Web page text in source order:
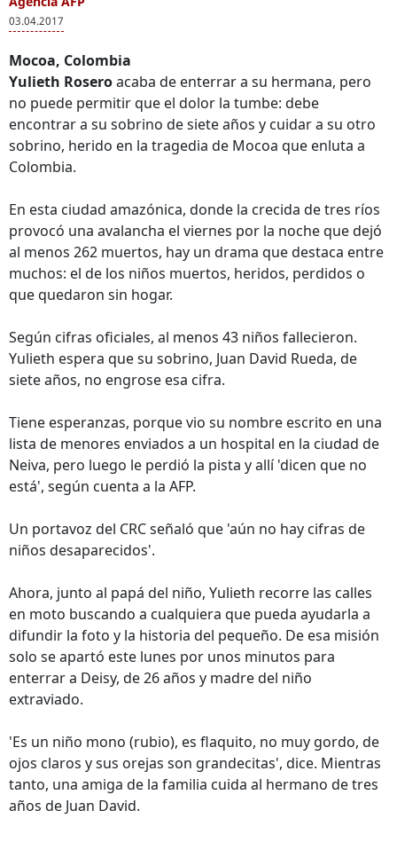
03.04.2017
Mocoa, Colombia
Yulieth Roseroacaba de enterrar a su hermana, pero
no puede permitir que el dolor la tumbe: debe
encontrar a su sobrino de siete años y cuidar a su otro
sobrino, herido en la tragedia de Mocoa que enluta a
Colombia.
En esta ciudad amazónica, donde la crecida de tres ríos
provocó una avalancha el viernes por la noche que dejó
al menos 262 muertos, hay un drama que destaca entre
muchos: el de los niños muertos, heridos, perdidos o
que quedaron sin hogar.
Según cifras oficiales, al menos 43 niños fallecieron.
Yulieth espera que su sobrino, Juan David Rueda, de
siete años, no engrose esa cifra.
Tiene esperanzas, porque vio su nombre escrito en una
lista de menores enviados a un hospital en la ciudad de
Neiva, pero luego le perdió la pista y allí 'dicen que no
está', según cuenta a la AFP.
Un portavoz del CRC señaló que 'aún no hay cifras de
niños desaparecidos'.
Ahora, junto al papá del niño, Yulieth recorre las calles
en moto buscando a cualquiera que pueda ayudarla a
difundir la foto y la historia del pequeño. De esa misión
solo se apartó este lunes por unos minutos para
enterrar a Deisy, de 26 años y madre del niño
extraviado.
'Es un niño mono (rubio), es flaquito, no muy gordo, de
ojos claros y sus orejas son grandecitas', dice. Mientras
tanto, una amiga de la familia cuida al hermano de tres
años de Juan David.